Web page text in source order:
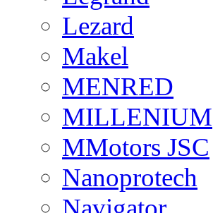
Lezard
Makel
MENRED
MILLENIUM
MMotors JSC
Nanoprotech